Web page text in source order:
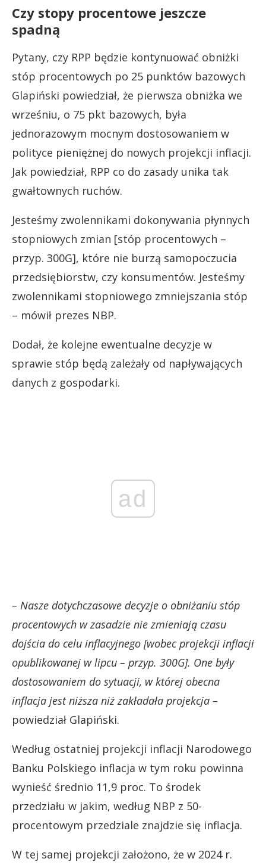
Czy stopy procentowe jeszcze
spadną
Pytany, czy RPP będzie kontynuować obniżki
stóp procentowych po 25 punktów bazowych
Glapiński powiedział, że pierwsza obniżka we
wrześniu, o 75 pkt bazowych, była
jednorazowym mocnym dostosowaniem w
polityce pieniężnej do nowych projekcji inflacji.
Jak powiedział, RPP co do zasady unika tak
gwałtownych ruchów.
Jesteśmy zwolennikami dokonywania płynnych
stopniowych zmian [stóp procentowych –
przyp. 300G], które nie burzą samopoczucia
przedsiębiorstw, czy konsumentów. Jesteśmy
zwolennikami stopniowego zmniejszania stóp
– mówił prezes NBP.
Dodał, że kolejne ewentualne decyzje w
sprawie stóp będą zależały od napływających
danych z gospodarki.
ad
– Nasze dotychczasowe decyzje o obniżaniu stóp
procentowych w zasadzie nie zmieniają czasu
dojścia do celu inflacyjnego [wobec projekcji inflacji
opublikowanej w lipcu – przyp. 300G]. One były
dostosowaniem do sytuacji, w której obecna
inflacja jest niższa niż zakładała projekcja –
powiedział Glapiński.
Według ostatniej projekcji inflacji Narodowego
Banku Polskiego inflacja w tym roku powinna
wynieść średnio 11,9 proc. To środek
przedziału w jakim, według NBP z 50-
procentowym przedziale znajdzie się inflacja.
W tej samej projekcji założono, że w 2024 r.